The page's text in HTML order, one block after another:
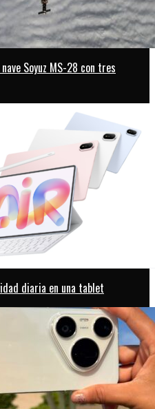
Soyuz MS-28 con tres
diaria en una tablet